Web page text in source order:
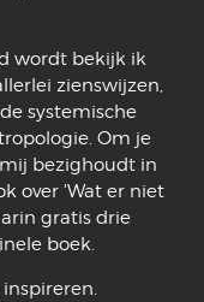
wordt bekijk ik
zienswijzen,
systemische
Om je
bezighoudt in
over 'Wat er niet
gratis drie
boek.